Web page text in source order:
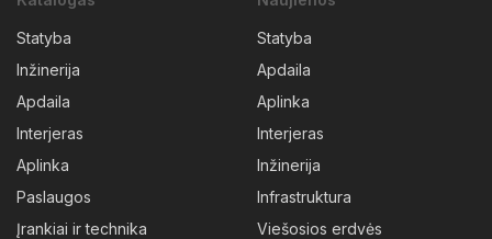
Statyba
Inžinerija
Apdaila
Interjeras
Aplinka
Paslaugos
Įrankiai ir technika
Statyba
Apdaila
Aplinka
Interjeras
Inžinerija
Infrastruktura
Viešosios erdvės